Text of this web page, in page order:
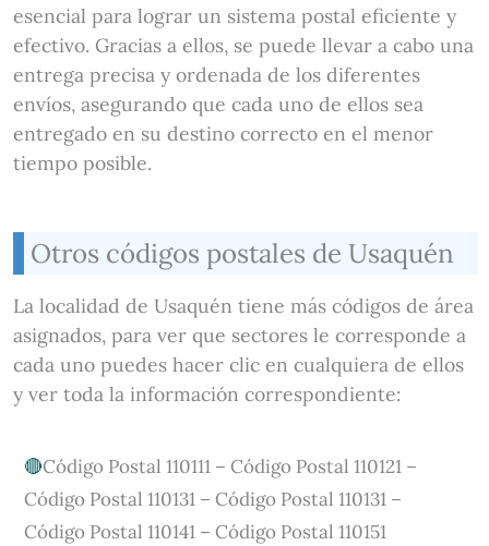
esencial para lograr un sistema postal eficiente y
efectivo. Gracias a ellos, se puede llevar a cabo una
entrega precisa y ordenada de los diferentes
envíos, asegurando que cada uno de ellos sea
entregado en su destino correcto en el menor
tiempo posible.
Otros códigos postales de Usaquén
La localidad de Usaquén tiene más códigos de área
asignados, para ver que sectores le corresponde a
cada uno puedes hacer clic en cualquiera de ellos
y ver toda la información correspondiente:
Código Postal 110111 – Código Postal 110121 –
Código Postal 110131 – Código Postal 110131 –
Código Postal 110141 – Código Postal 110151